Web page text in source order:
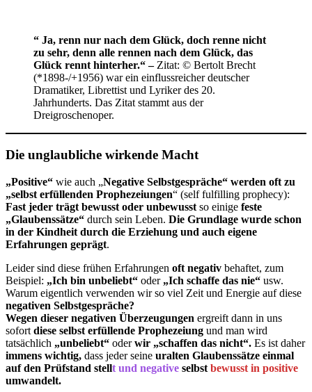
“ Ja, renn nur nach dem Glück, doch renne nicht
zu sehr, denn alle rennen nach dem Glück, das
Glück rennt hinterher.“ –Zitat: © Bertolt Brecht
(*1898-/+1956) war ein einflussreicher deutscher
Dramatiker, Librettist und Lyriker des 20.
Jahrhunderts. Das Zitat stammt aus der
Dreigroschenoper.
Die unglaubliche wirkende Macht
„Positive“ wie auch „Negative Selbstgespräche“ werden oft zu
„selbst erfüllenden Prophezeiungen“ (self fulfilling prophecy):
Fast jeder trägt bewusst oder unbewusst so einige feste
„Glaubenssätze“ durch sein Leben. Die Grundlage wurde schon
in der Kindheit durch die Erziehung und auch eigene
Erfahrungen geprägt.
Leider sind diese frühen Erfahrungen oft negativ behaftet, zum
Beispiel: „Ich bin unbeliebt“ oder „Ich schaffe das nie“ usw.
Warum eigentlich verwenden wir so viel Zeit und Energie auf diese
negativen Selbstgespräche?
Wegen dieser negativen Überzeugungen ergreift dann in uns
sofort diese selbst erfüllende Prophezeiung und man wird
tatsächlich „unbeliebt“ oderwir „schaffen das nicht“. Es ist daher
immens wichtig, dass jeder seine uralten Glaubenssätze einmal
auf den Prüfstand stellt und negative selbst bewusst in positive
umwandelt.